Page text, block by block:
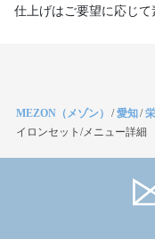
仕上げはご要望に応じ
MEZON（メゾン） /愛知/
イロンセット/メニュー詳細